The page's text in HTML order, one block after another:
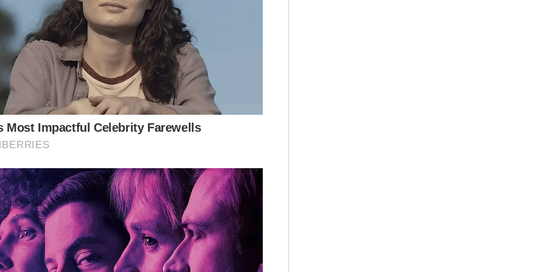
Sabah
Sarawak
Selangor
Terengganu
Masuk | Daftar VPoints: 0
Malaysia
Artikel Disyorkan
Gol Pavithran bawa Harimau